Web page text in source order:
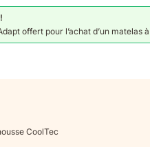
offert pour l’achat d’un matelas
CoolTec